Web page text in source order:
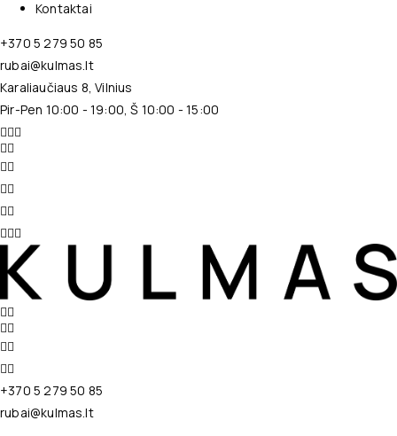
Kontaktai
+370 5 279 50 85
rubai@kulmas.lt
Karaliaučiaus 8, Vilnius
Pir-Pen 10:00 - 19:00, Š 10:00 - 15:00
+370 5 279 50 85
rubai@kulmas.lt